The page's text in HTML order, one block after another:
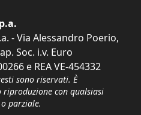
- Via Alessandro Poerio,
Soc. i.v. Euro
e REA VE-454332
sono riservati. È
con qualsiasi
parziale.